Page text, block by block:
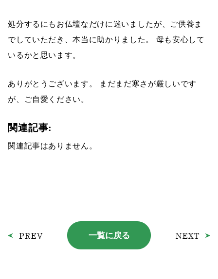
処分するにもお仏壇なだけに迷いましたが、ご供養ま
でしていただき、本当に助かりました。 母も安心して
いるかと思います。
ありがとうございます。 まだまだ寒さが厳しいです
が、ご自愛ください。
関連記事:
関連記事はありません。
一覧に戻る